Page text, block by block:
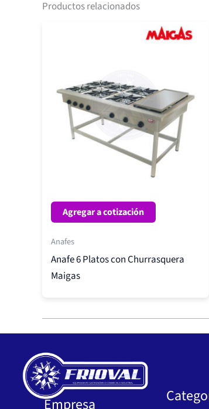
Productos relacionados
Agregar a cotización
Anafes
Anafe 6 Platos con Churrasquera
Maigas
Empresa